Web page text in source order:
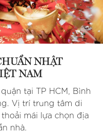
NHẬT
NAM
tại TP HCM, Bình
Vị trí trung tâm di
mái lựa chọn địa
nhà.